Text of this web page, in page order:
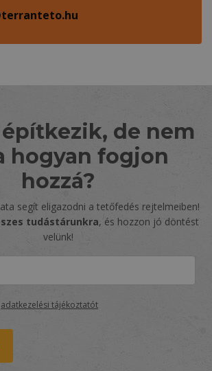
de nem
hogyan fogjon
hozzá?
segít eligazodni a tetőfedés rejtelmeiben!
tudástárunkra, és hozzon jó döntést
velünk!
adatkezelési tájékoztatót